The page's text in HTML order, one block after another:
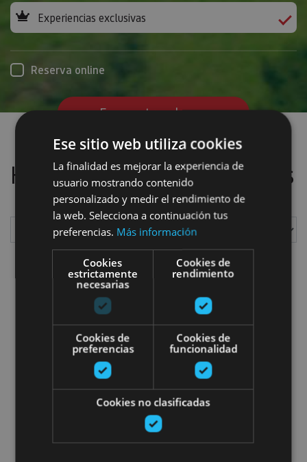
Experiencias exclusivas
Reserva online
Encuentra planes
Hemos localizado2planes
IrriSarri Bike
02 MAR - 03 NOV
IrriSarri Bike
Ese sitio web utiliza cookies
La finalidad es mejorar la experiencia de
usuario mostrando contenido
personalizado y medir el rendimiento de
la web. Selecciona a continuación tus
preferencias. Más información
Cookies
estrictamente
necesarias
Cookies de
rendimiento
Cookies de
preferencias
Cookies de
funcionalidad
Cookies no clasificadas